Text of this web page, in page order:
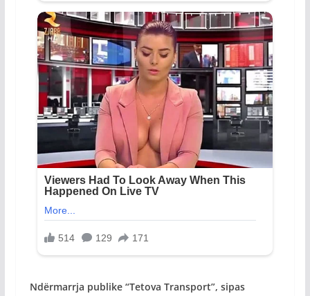
Ndërmarrja publike “Tetova Transport”, sipas